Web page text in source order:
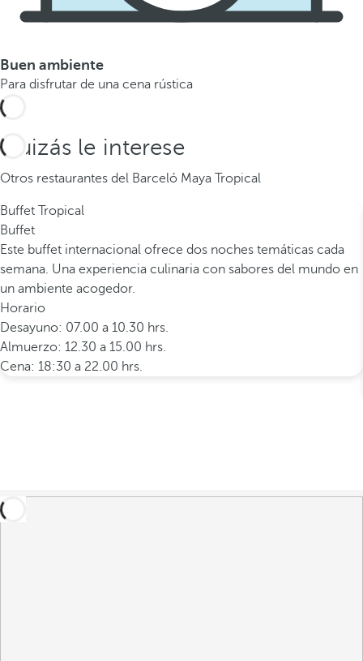
Buen ambiente
Para disfrutar de una cena rústica
Quizás le interese
Otros restaurantes del Barceló Maya Tropical
Buffet Tropical
Buffet
Este buffet internacional ofrece dos noches temáticas cada
semana. Una experiencia culinaria con sabores del mundo en
un ambiente acogedor.
Horario
Desayuno: 07.00 a 10.30 hrs.
Almuerzo: 12.30 a 15.00 hrs.
Cena: 18:30 a 22.00 hrs.